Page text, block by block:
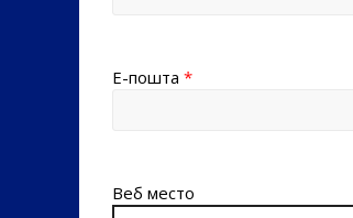
Е-пошта *
Веб место